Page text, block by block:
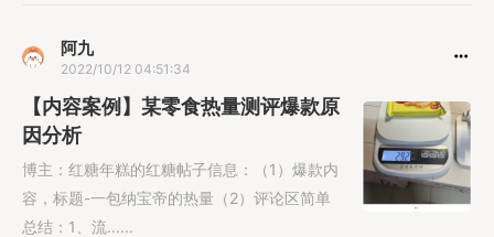
阿九
2022/10/12 04:51:34
【内容案例】某零食热量测评爆款原
因分析
博主：红糖年糕的红糖帖子信息：（1）爆款内
容，标题-一包纳宝帝的热量（2）评论区简单
总结：1、流......